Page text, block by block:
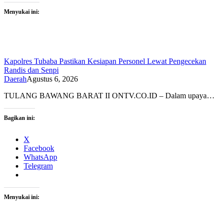
Menyukai ini:
Kapolres Tubaba Pastikan Kesiapan Personel Lewat Pengecekan
Randis dan Senpi
DaerahAgustus 6, 2026
TULANG BAWANG BARAT II ONTV.CO.ID – Dalam upaya…
Bagikan ini:
X
Facebook
WhatsApp
Telegram
Menyukai ini: